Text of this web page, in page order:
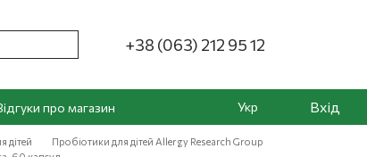
+38 (063) 212 95 12
про магазин
Укр Вхід
дітей
Пробіотики для дітей Allergy Research Group